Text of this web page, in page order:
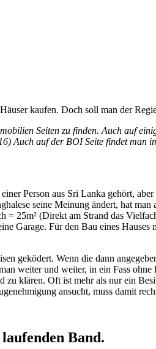
kaufen. Doch soll man der
Seiten zu finden. Auch auf
Auch auf der BOI Seite findet man
Person aus Sri Lanka gehört,
seine Meinung ändert, hat
25m² (Direkt am Strand das
Garage. Für den Bau eines
geködert. Wenn die dann
weiter und weiter, in ein Fass
klären. Oft ist mehr als nur ein
ansucht, muss damit
Band.